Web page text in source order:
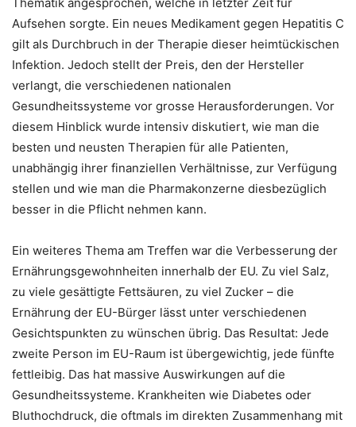
Aufsehen sorgte. Ein neues Medikament gegen Hepatitis C
gilt als Durchbruch in der Therapie dieser heimtückischen
Infektion. Jedoch stellt der Preis, den der Hersteller
verlangt, die verschiedenen nationalen
Gesundheitssysteme vor grosse Herausforderungen. Vor
diesem Hinblick wurde intensiv diskutiert, wie man die
besten und neusten Therapien für alle Patienten,
unabhängig ihrer finanziellen Verhältnisse, zur Verfügung
stellen und wie man die Pharmakonzerne diesbezüglich
besser in die Pflicht nehmen kann.
Ein weiteres Thema am Treffen war die Verbesserung der
Ernährungsgewohnheiten innerhalb der EU. Zu viel Salz,
zu viele gesättigte Fettsäuren, zu viel Zucker – die
Ernährung der EU-Bürger lässt unter verschiedenen
Gesichtspunkten zu wünschen übrig. Das Resultat: Jede
zweite Person im EU-Raum ist übergewichtig, jede fünfte
fettleibig. Das hat massive Auswirkungen auf die
Gesundheitssysteme. Krankheiten wie Diabetes oder
Bluthochdruck, die oftmals im direkten Zusammenhang mit